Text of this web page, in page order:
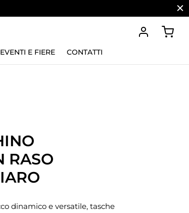
EVENTI E FIERE CONTATTI
RASO
dinamico e versatile, tasche